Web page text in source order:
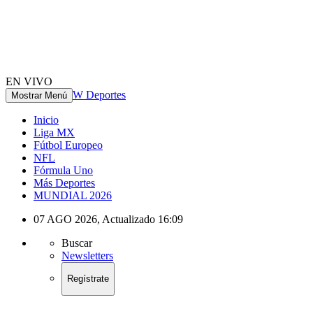
EN VIVO
Mostrar Menú W Deportes
Inicio
Liga MX
Fútbol Europeo
NFL
Fórmula Uno
Más Deportes
MUNDIAL 2026
07 AGO 2026, Actualizado 16:09
Buscar
Newsletters
Regístrate